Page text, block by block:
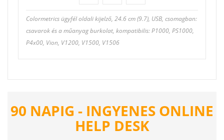
Colormetrics ügyfél oldali kijelző, 24.6 cm (9.7), USB, csomagban:
csavarok és a műanyag burkolat, kompatibilis: P1000, PS1000,
P4x00, Vion, V1200, V1500, V1506
90 NAPIG - INGYENES ONLINE
HELP DESK